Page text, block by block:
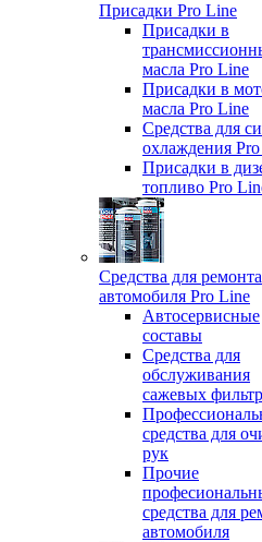
Присадки Pro Line
Присадки в
масла Pro Line
Присадки в
масла Pro Line
Средства для
охлаждения
Присадки в
топливо Pro
Средства для ремонта
автомобиля Pro Line
Автосервисные
составы
Средства для
обслуживания
сажевых
средства для
рук
Прочие
средства для
автомобиля